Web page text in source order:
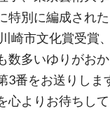
特別に編成され
崎市文化賞受賞
数多いゆりがお
3番をお送りしま
心よりお待ちし